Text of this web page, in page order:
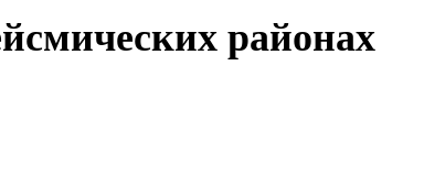
районах